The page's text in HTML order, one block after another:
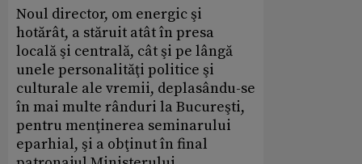
Noul director, om energic şi
hotărât, a stăruit atât în presa
locală şi centrală, cât şi pe lângă
unele personalităţi politice şi
culturale ale vremii, deplasându-se
în mai multe rânduri la Bucureşti,
pentru menţinerea seminarului
eparhial, şi a obţinut în final